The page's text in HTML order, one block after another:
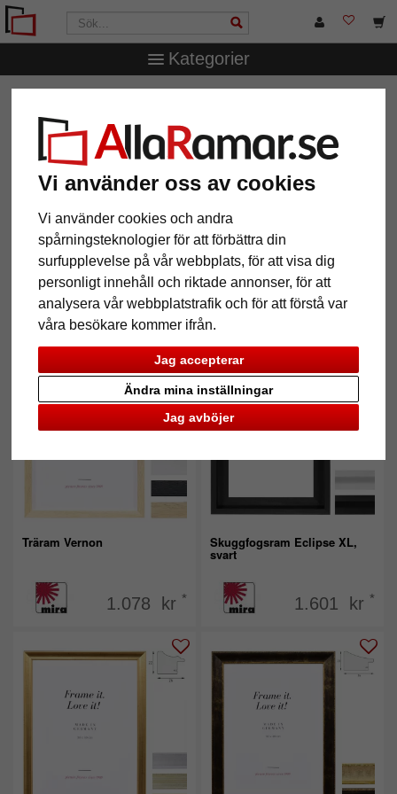
Vi använder oss av cookies
Vi använder cookies och andra
spårningsteknologier för att förbättra din
surfupplevelse på vår webbplats, för att visa dig
personligt innehåll och riktade annonser, för att
analysera vår webbplatstrafik och för att förstå var
våra besökare kommer ifrån.
Jag accepterar
Jag avböjer
Ändra mina inställningar
Kategorier
35x100
12 Artiklar Populärast
Grid
Träram Vernon
1.078 kr *
Skuggfogsram Eclipse XL,
svart
1.601 kr *